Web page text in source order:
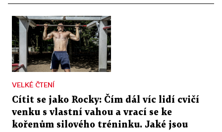
VELKÉ ČTENÍ
Cítit se jako Rocky: Čím dál víc lidí cvičí
venku s vlastní vahou a vrací se ke
kořenům silového tréninku. Jaké jsou